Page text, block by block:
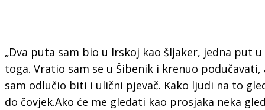
„Dva puta sam bio u Irskoj kao šljaker, jedna put
toga. Vratio sam se u Šibenik i krenuo
sam odlučio biti i ulični pjevač. Kako ljudi na to
do čovjek.Ako će me gledati kao prosjaka neka